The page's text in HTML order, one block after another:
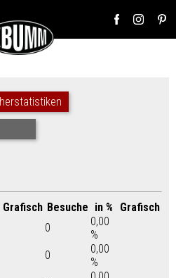
Grafisch Besuche in %
Grafisch
0
0,00
%
0
0,00
%